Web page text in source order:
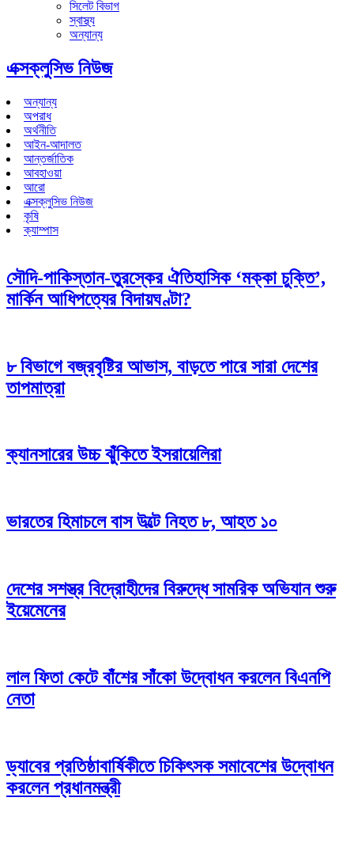
সিলেট বিভাগ
স্বাস্থ্য
অন্যান্য
এক্সক্লুসিভ নিউজ
অন্যান্য
অপরাধ
অর্থনীতি
আইন-আদালত
আন্তর্জাতিক
আবহাওয়া
আরো
এক্সক্লুসিভ নিউজ
কৃষি
ক্যাম্পাস
সৌদি-পাকিস্তান-তুরস্কের ঐতিহাসিক ‘মক্কা চুক্তি’,
মার্কিন আধিপত্যের বিদায়ঘণ্টা?
৮ বিভাগে বজ্রবৃষ্টির আভাস, বাড়তে পারে সারা দেশের
তাপমাত্রা
ক্যানসারের উচ্চ ঝুঁকিতে ইসরায়েলিরা
ভারতের হিমাচলে বাস উল্টে নিহত ৮, আহত ১০
দেশের সশস্ত্র বিদ্রোহীদের বিরুদ্ধে সামরিক অভিযান শুরু
ইয়েমেনের
লাল ফিতা কেটে বাঁশের সাঁকো উদ্বোধন করলেন বিএনপি
নেতা
ড্যাবের প্রতিষ্ঠাবার্ষিকীতে চিকিৎসক সমাবেশের উদ্বোধন
করলেন প্রধানমন্ত্রী